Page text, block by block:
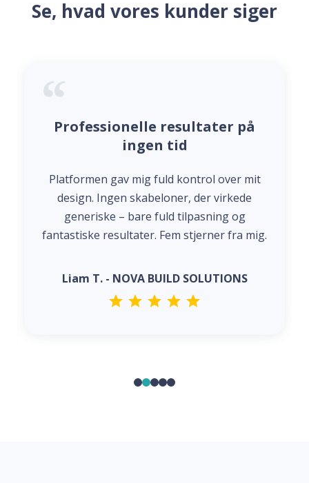
Se, hvad vores kunder siger
Professionelle resultater på
ingen tid
Platformen gav mig fuld kontrol over mit
design. Ingen skabeloner, der virkede
generiske – bare fuld tilpasning og
fantastiske resultater. Fem stjerner fra mig.
Liam T. - NOVA BUILD SOLUTIONS